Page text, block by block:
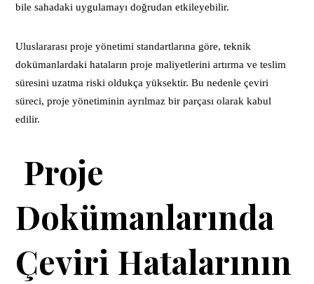
bile sahadaki uygulamayı doğrudan etkileyebilir.
Uluslararası proje yönetimi standartlarına göre, teknik
dokümanlardaki hataların proje maliyetlerini artırma ve teslim
süresini uzatma riski oldukça yüksektir. Bu nedenle çeviri
süreci, proje yönetiminin ayrılmaz bir parçası olarak kabul
edilir.
Proje
Dokümanlarında
Çeviri Hatalarının